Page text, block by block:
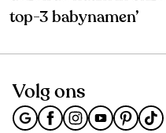
top-3 babynamen’
Volg ons